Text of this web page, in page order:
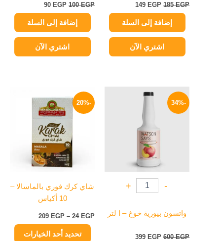
185EGP
149 EGP
إضافة إلى السلة
اشتري الآن
100EGP
90 EGP
إضافة إلى السلة
اشتري الآن
-34%
-
+
واتسون بيورية خوخ – ا لتر
600EGP
السعر
الأصلي
399 EGP
-20%
شاي كرك فوري بالماسالا –
10 أكياس
24 EGP
–
209 EGP
السعر:
⁦209 EGP⁩
تحديد أحد الخيارات
هناك
العديد
من
المختلفة
اختيار
صفحة
المنتج